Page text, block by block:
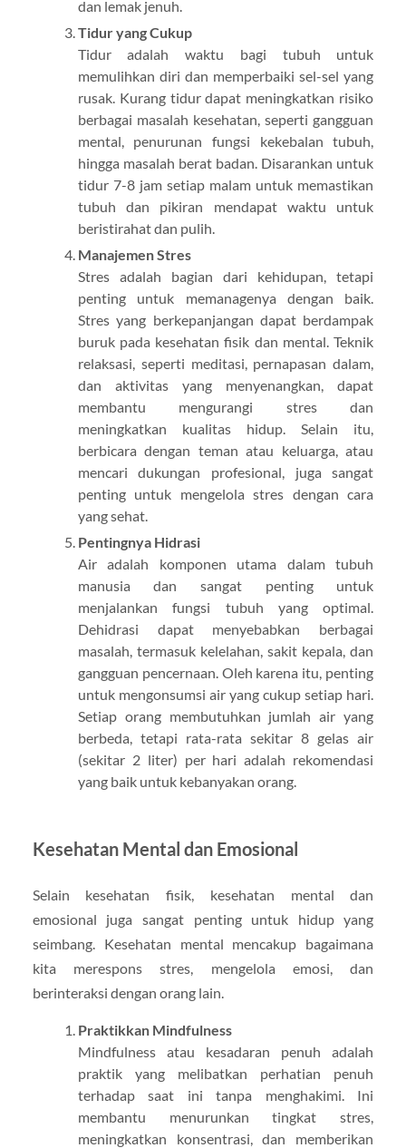
dan lemak jenuh.
Tidur yang Cukup
Tidur adalah waktu bagi tubuh untuk
memulihkan diri dan memperbaiki sel-sel yang
rusak. Kurang tidur dapat meningkatkan risiko
berbagai masalah kesehatan, seperti gangguan
mental, penurunan fungsi kekebalan tubuh,
hingga masalah berat badan. Disarankan untuk
tidur 7-8 jam setiap malam untuk memastikan
tubuh dan pikiran mendapat waktu untuk
beristirahat dan pulih.
Manajemen Stres
Stres adalah bagian dari kehidupan, tetapi
penting untuk memanagenya dengan baik.
Stres yang berkepanjangan dapat berdampak
buruk pada kesehatan fisik dan mental. Teknik
relaksasi, seperti meditasi, pernapasan dalam,
dan aktivitas yang menyenangkan, dapat
membantu mengurangi stres dan
meningkatkan kualitas hidup. Selain itu,
berbicara dengan teman atau keluarga, atau
mencari dukungan profesional, juga sangat
penting untuk mengelola stres dengan cara
yang sehat.
Pentingnya Hidrasi
Air adalah komponen utama dalam tubuh
manusia dan sangat penting untuk
menjalankan fungsi tubuh yang optimal.
Dehidrasi dapat menyebabkan berbagai
masalah, termasuk kelelahan, sakit kepala, dan
gangguan pencernaan. Oleh karena itu, penting
untuk mengonsumsi air yang cukup setiap hari.
Setiap orang membutuhkan jumlah air yang
berbeda, tetapi rata-rata sekitar 8 gelas air
(sekitar 2 liter) per hari adalah rekomendasi
yang baik untuk kebanyakan orang.
Kesehatan Mental dan Emosional
Selain kesehatan fisik, kesehatan mental dan
emosional juga sangat penting untuk hidup yang
seimbang. Kesehatan mental mencakup bagaimana
kita merespons stres, mengelola emosi, dan
berinteraksi dengan orang lain.
Praktikkan Mindfulness
Mindfulness atau kesadaran penuh adalah
praktik yang melibatkan perhatian penuh
terhadap saat ini tanpa menghakimi. Ini
membantu menurunkan tingkat stres,
meningkatkan konsentrasi, dan memberikan